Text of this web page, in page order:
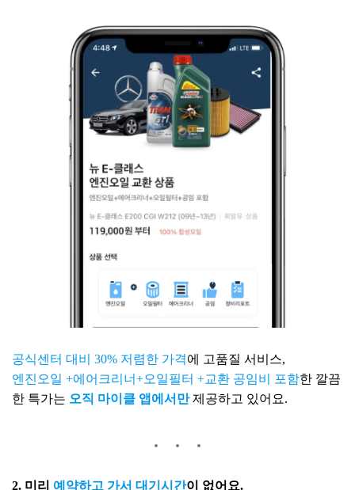
공식센터 대비 30% 저렴한 가격에 고품질 서비스,
엔진오일 +에어크리너+오일필터 +교환 공임비 포함한 깔끔
한 특가는 오직 마이클 앱에서만 제공하고 있어요.
2. 미리 예약하고 가서 대기시간이 없어요.